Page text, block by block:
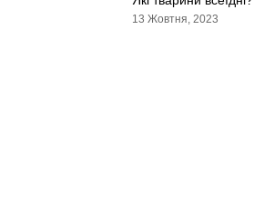
13 Жовтня, 2023